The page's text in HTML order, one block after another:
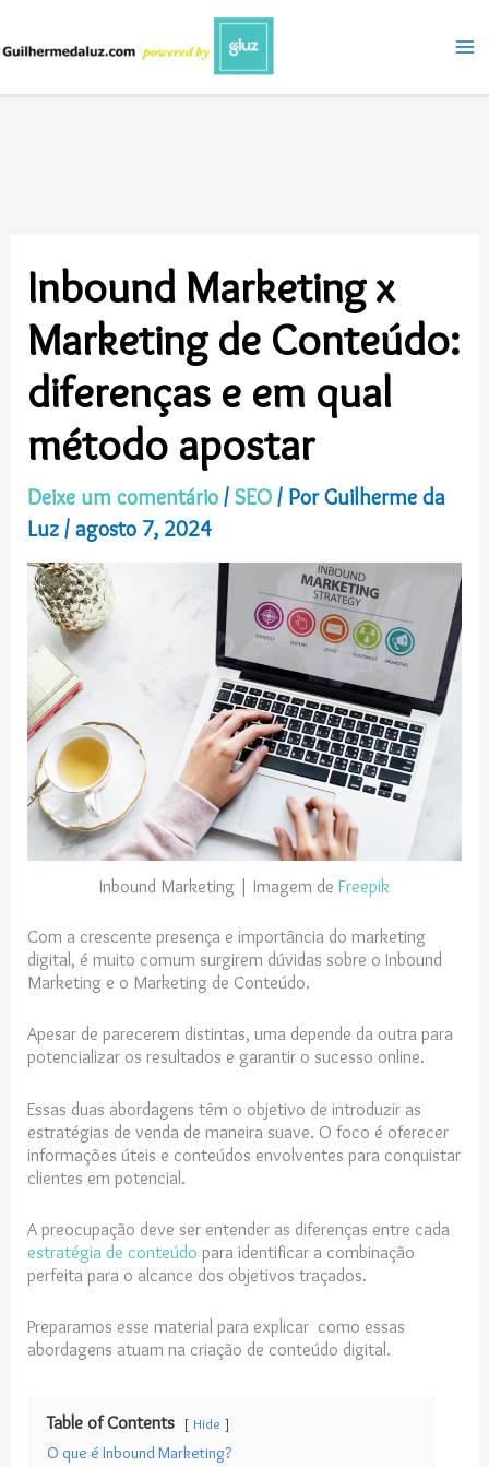
o
Inbound Marketing x
Marketing de Conteúdo:
diferenças e em qual
método apostar
Deixe um comentário /SEO / PorGuilherme da
Luz/agosto 7, 2024
Inbound Marketing | Imagem de Freepik
Com a crescente presença e importância do marketing
digital, é muito comum surgirem dúvidas sobre o Inbound
Marketing e o Marketing de Conteúdo.
Apesar de parecerem distintas, uma depende da outra para
potencializar os resultados e garantir o sucesso online.
Essas duas abordagens têm o objetivo de introduzir as
estratégias de venda de maneira suave. O foco é oferecer
informações úteis e conteúdos envolventes para conquistar
clientes em potencial.
A preocupação deve ser entender as diferenças entre cada
estratégia de conteúdo para identificar a combinação
perfeita para o alcance dos objetivos traçados.
Preparamos esse material para explicar como essas
abordagens atuam na criação de conteúdo digital.
Table of Contents Hide
O que é Inbound Marketing?